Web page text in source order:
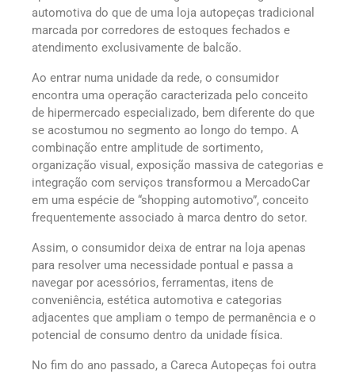
automotiva do que de uma loja autopeças tradicional
marcada por corredores de estoques fechados e
atendimento exclusivamente de balcão.
Ao entrar numa unidade da rede, o consumidor
encontra uma operação caracterizada pelo conceito
de hipermercado especializado, bem diferente do que
se acostumou no segmento ao longo do tempo. A
combinação entre amplitude de sortimento,
organização visual, exposição massiva de categorias e
integração com serviços transformou a MercadoCar
em uma espécie de “shopping automotivo”, conceito
frequentemente associado à marca dentro do setor.
Assim, o consumidor deixa de entrar na loja apenas
para resolver uma necessidade pontual e passa a
navegar por acessórios, ferramentas, itens de
conveniência, estética automotiva e categorias
adjacentes que ampliam o tempo de permanência e o
potencial de consumo dentro da unidade física.
No fim do ano passado, a Careca Autopeças foi outra